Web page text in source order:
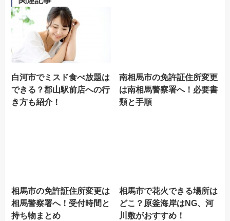
白河市でミスド食べ放題は
できる？郡山駅前店への行
き方も紹介！
南相馬市の免許証住所変更
は南相馬警察署へ！必要書
類と手順
相馬市の免許証住所変更は
相馬警察署へ！受付時間と
持ち物まとめ
相馬市で花火できる場所は
どこ？原釜海岸はNG、河
川敷がおすすめ！